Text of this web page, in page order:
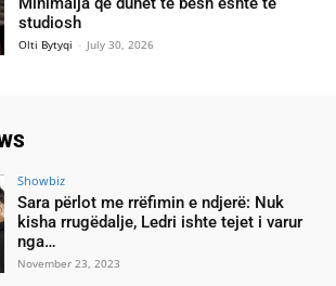
studiosh
Olti Bytyqi - July 30, 2026
Showbiz
Sara përlot me rrëfimin e ndjerë: Nuk
kisha rrugëdalje, Ledri ishte tejet i varur
nga…
November 23, 2023